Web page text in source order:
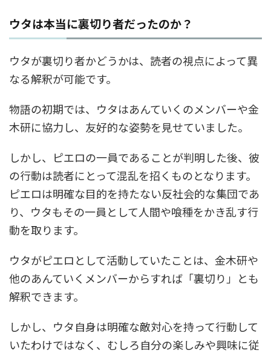
ウタは本当に裏切り者だったのか？
ウタが裏切り者かどうかは、読者の視点によって異
なる解釈が可能です。
物語の初期では、ウタはあんていくのメンバーや金
木研に協力し、友好的な姿勢を見せていました。
しかし、ピエロの一員であることが判明した後、彼
の行動は読者にとって混乱を招くものとなります。
ピエロは明確な目的を持たない反社会的な集団であ
り、ウタもその一員として人間や喰種をかき乱す行
動を取ります。
ウタがピエロとして活動していたことは、金木研や
他のあんていくメンバーからすれば「裏切り」とも
解釈できます。
しかし、ウタ自身は明確な敵対心を持って行動して
いたわけではなく、むしろ自分の楽しみや興味に従